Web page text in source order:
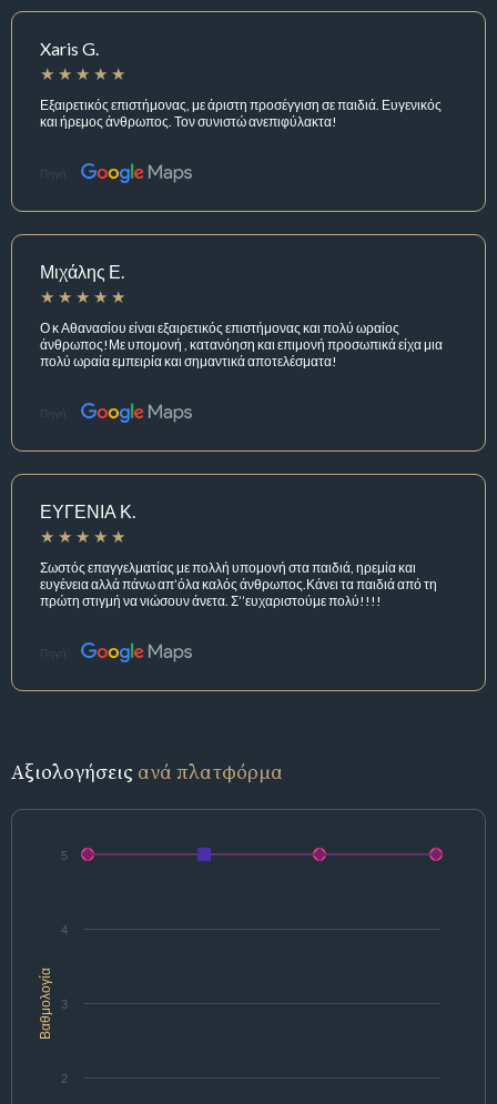
Xaris G.
Εξαιρετικός επιστήμονας, με άριστη προσέγγιση σε παιδιά. Ευγενικός
και ήρεμος άνθρωπος. Τον συνιστώ ανεπιφύλακτα!
Πηγή:
Μιχάλης Ε.
Ο κ Αθανασίου είναι εξαιρετικός επιστήμονας και πολύ ωραίος
άνθρωπος!Με υπομονή , κατανόηση και επιμονή προσωπικά είχα μια
πολύ ωραία εμπειρία και σημαντικά αποτελέσματα!
Πηγή:
ΕΥΓΕΝΙΑ Κ.
Σωστός επαγγελματίας με πολλή υπομονή στα παιδιά, ηρεμία και
ευγένεια αλλά πάνω απ’όλα καλός άνθρωπος.Κάνει τα παιδιά από τη
πρώτη στιγμή να νιώσουν άνετα. Σ’’ευχαριστούμε πολύ!!!!
Πηγή:
Αξιολογήσεις ανά πλατφόρμα
Βαθμολογία
2
3
4
5